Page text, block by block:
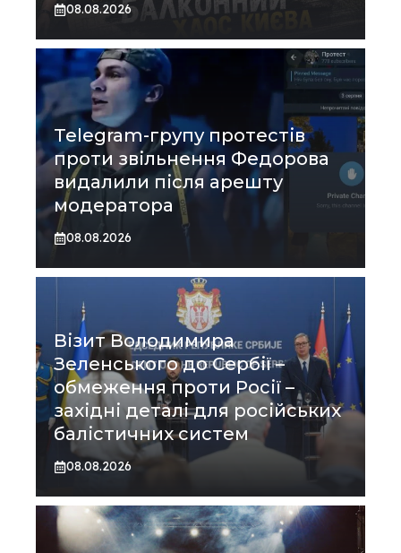
08.08.2026
Telegram-групу протестів
проти звільнення Федорова
видалили після арешту
модератора
08.08.2026
Візит Володимира
Зеленського до Сербії –
обмеження проти Росії –
західні деталі для російських
балістичних систем
08.08.2026